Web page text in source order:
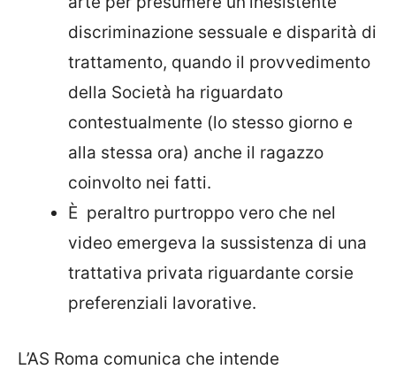
discriminazione sessuale e disparità di
trattamento, quando il provvedimento
della Società ha riguardato
contestualmente (­lo stesso giorno e
alla stessa ora) anche il ragazzo
coinvolto nei fatti.
È peraltro purtroppo vero che nel
video emergeva la sussistenza di una
trattativa privata riguardante corsie
preferenziali lavorative.
L’AS Roma comunica che intende